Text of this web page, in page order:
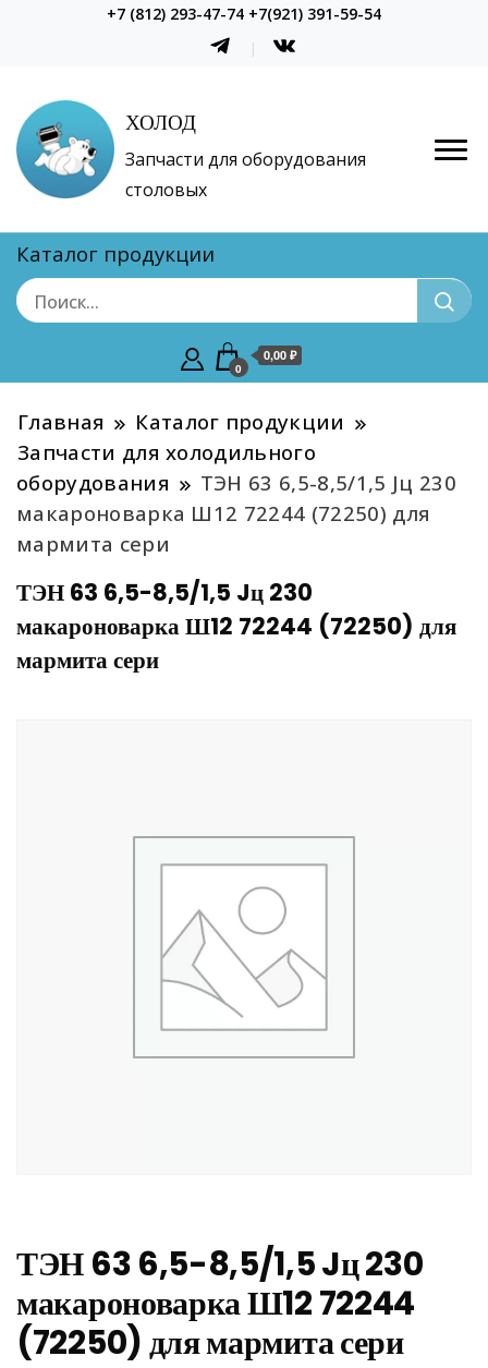
+7 (812) 293-47-74 +7(921) 391-59-54
ХОЛОД
Запчасти для оборудования
столовых
Каталог продукции
0
0,00 ₽
Главная
Каталог продукции
Запчасти для холодильного
оборудования
ТЭН 63 6,5-8,5/1,5 Jц 230
макароноварка Ш12 72244 (72250) для
мармита сери
ТЭН 63 6,5-8,5/1,5 Jц 230
макароноварка Ш12 72244 (72250) для
мармита сери
ТЭН 63 6,5-8,5/1,5 Jц 230
макароноварка Ш12 72244
(72250) для мармита сери